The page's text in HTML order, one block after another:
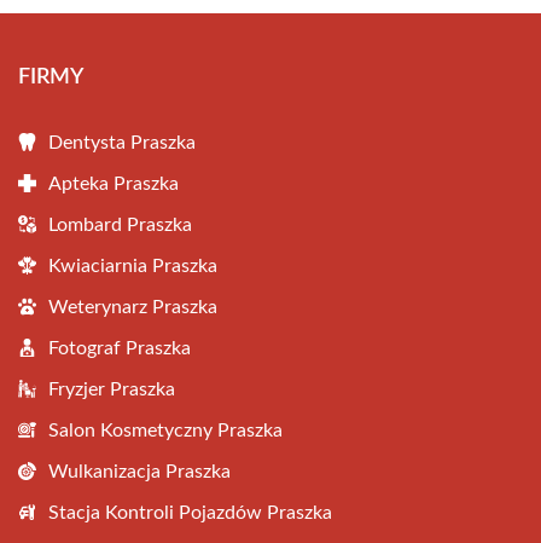
FIRMY
Dentysta Praszka
Apteka Praszka
Lombard Praszka
Kwiaciarnia Praszka
Weterynarz Praszka
Fotograf Praszka
Fryzjer Praszka
Salon Kosmetyczny Praszka
Wulkanizacja Praszka
Stacja Kontroli Pojazdów Praszka